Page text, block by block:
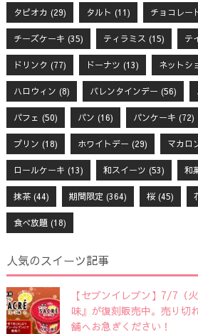
タピオカ (29) タルト (11) チョコレー
チーズケーキ (35) ティラミス (15) テ
ドリンク (77) ドーナツ (13) ネットシ
ハロウィン (8) バレンタインデー (56)
パフェ (50) パン (16) パンケーキ (72)
プリン (18) ホワイトデー (29) マカロ
ロールケーキ (13) 和スイーツ (53) 和
抹茶(44) 期間限定 (364) 桜(45)
食べ放題(18)
人気のスイーツ記事
【セブンイレブン】7/7（
味』が復刻販売中。売り切
舗へお急ぎください！